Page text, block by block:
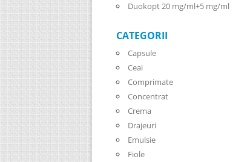
Duokopt 20 mg/ml+5 mg/ml
CATEGORII
Capsule
Ceai
Comprimate
Concentrat
Crema
Drajeuri
Emulsie
Fiole